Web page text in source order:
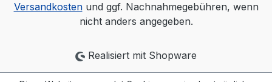
Versandkostenund ggf. Nachnahmegebühren, wenn
nicht anders angegeben.
Realisiert mit Shopware